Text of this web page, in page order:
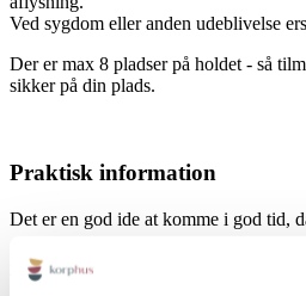
Ved sygdom eller anden udeblivelse
Der er max 8 pladser på holdet - så
sikker på din plads.
Praktisk information
Det er en god ide at komme i god tid,
Det er også en god ide at være iført
bevægelse.